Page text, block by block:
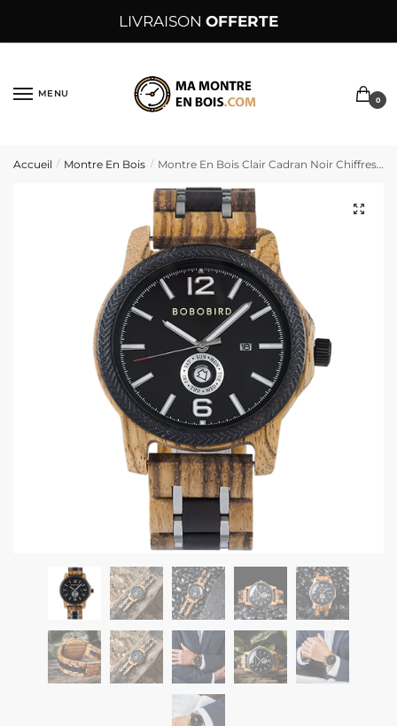
LIVRAISON OFFERTE
MENU
0
Accueil / Montre En Bois / Montre En Bois Clair Cadran Noir Chiffres Blancs Accents Métalliques Bracelet Bois Et Noir – NeroMetallo